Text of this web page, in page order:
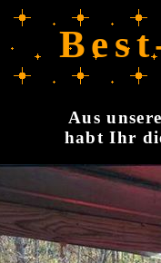
Aus
habt Ihr